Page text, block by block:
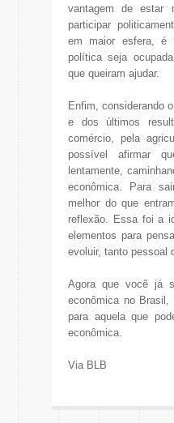
vantagem de estar
participar
em maior esfera, é
política seja
que queiram ajudar.
Enfim, considerando
e dos últimos
comércio, pela
possível afirmar
lentamente,
econômica. Para
melhor do que
reflexão. Essa foi a
elementos para
evoluir, tanto pessoal
Agora que você já
econômica no Brasil,
para aquela que
econômica.
Via BLB